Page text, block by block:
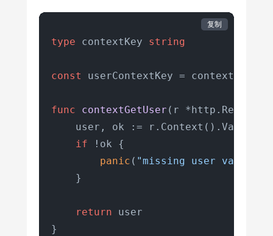
type contextKey string
const userContextKey = contextKey(
func contextGetUser (r *http.Request)
user, ok :=
if !ok {
panic ( "missing user value
    }
return user
}
复制